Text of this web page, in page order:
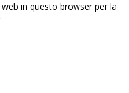
in questo browser per la